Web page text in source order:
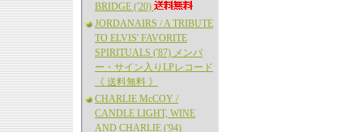
BRIDGE ('20)
JORDANAIRS / A TRIBUTE
TO ELVIS' FAVORITE
SPIRITUALS ('87) メンバ
ー・サイン入りLPレコード
《 送料無料 》
CHARLIE McCOY /
CANDLE LIGHT, WINE
AND CHARLIE ('94)